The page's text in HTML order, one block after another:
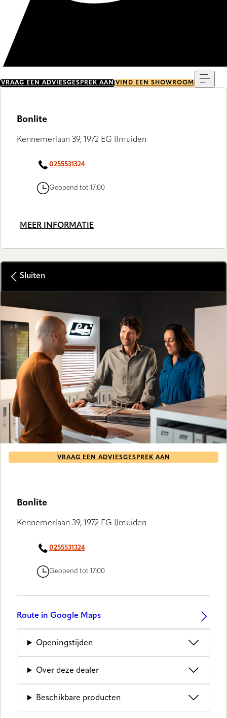
VRAAG EEN ADVIESGESPREK AAN VIND EEN SHOWROOM
Bonlite
Kennemerlaan 39, 1972 EG IJmuiden
0255531324
Geopend tot 17:00
MEER INFORMATIE
Sluiten
VRAAG EEN ADVIESGESPREK AAN
Bonlite
Kennemerlaan 39, 1972 EG IJmuiden
0255531324
Geopend tot 17:00
Route in Google Maps
Openingstijden
Over deze dealer
Beschikbare producten